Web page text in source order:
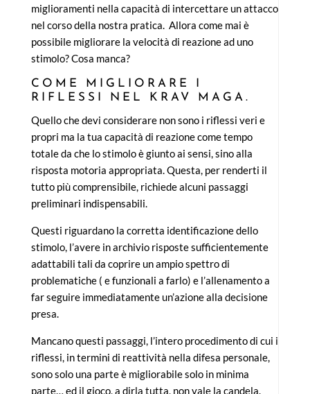
miglioramenti nella capacità di intercettare un attacco
nel corso della nostra pratica. Allora come mai è
possibile migliorare la velocità di reazione ad uno
stimolo? Cosa manca?
COME MIGLIORARE I
RIFLESSI NEL KRAV MAGA.
Quello che devi considerare non sono i riflessi veri e
propri ma la tua capacità di reazione come tempo
totale da che lo stimolo è giunto ai sensi, sino alla
risposta motoria appropriata. Questa, per renderti il
tutto più comprensibile, richiede alcuni passaggi
preliminari indispensabili.
Questi riguardano la corretta identificazione dello
stimolo, l’avere in archivio risposte sufficientemente
adattabili tali da coprire un ampio spettro di
problematiche ( e funzionali a farlo) e l’allenamento a
far seguire immediatamente un’azione alla decisione
presa.
Mancano questi passaggi, l’intero procedimento di cui i
riflessi, in termini di reattività nella difesa personale,
sono solo una parte è migliorabile solo in minima
parte… ed il gioco, a dirla tutta, non vale la candela.